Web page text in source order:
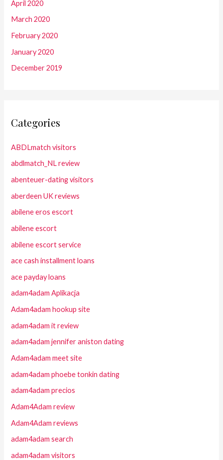
April 2020
March 2020
February 2020
January 2020
December 2019
Categories
ABDLmatch visitors
abdlmatch_NL review
abenteuer-dating visitors
aberdeen UK reviews
abilene eros escort
abilene escort
abilene escort service
ace cash installment loans
ace payday loans
adam4adam Aplikacja
Adam4adam hookup site
adam4adam it review
adam4adam jennifer aniston dating
Adam4adam meet site
adam4adam phoebe tonkin dating
adam4adam precios
Adam4Adam review
Adam4Adam reviews
adam4adam search
adam4adam visitors